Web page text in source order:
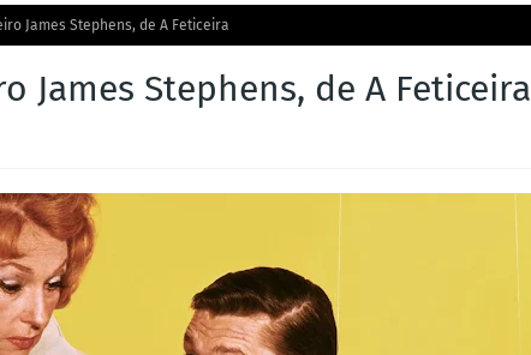
James Stephens, de A Feticeira
James Stephens, de A Feticeira